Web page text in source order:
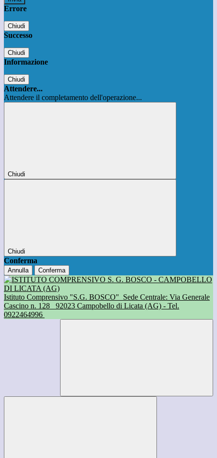
Errore
Chiudi
Successo
Chiudi
Informazione
Chiudi
Attendere...
Attendere il completamento dell'operazione...
Chiudi
Chiudi
Conferma
Annulla Conferma
Istituto Comprensivo "S.G. BOSCO" Sede Centrale: Via Generale
Cascino n. 128
92023 Campobello di Licata (AG) - Tel.
0922464996